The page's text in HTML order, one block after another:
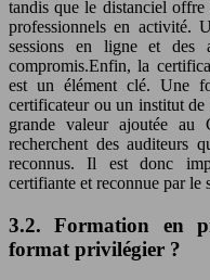
tandis que le distanciel
professionnels en activité.
sessions en ligne et des
compromis.Enfin, la
est un élément clé. Une
certificateur ou un institut
grande valeur ajoutée au
recherchent des auditeurs
reconnus. Il est donc
certifiante et reconnue par le
3.2. Formation en
format privilégier ?